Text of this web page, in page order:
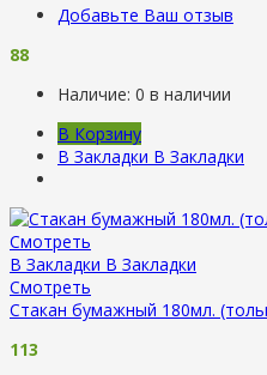
Добавьте Ваш отзыв
88
Наличие: 0 в наличии
В Корзину
В Закладки В Закладки
Смотреть
В Закладки В Закладки
Смотреть
Стакан бумажный 180мл.
113